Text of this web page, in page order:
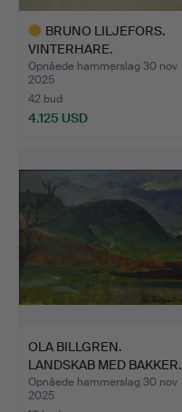
BRUNO LILJEFORS.
VINTERHARE.
Opnåede hammerslag 30 nov
2025
42 bud
4.125 USD
OLA BILLGREN.
LANDSKAB MED BAKKER.
Opnåede hammerslag 30 nov
2025